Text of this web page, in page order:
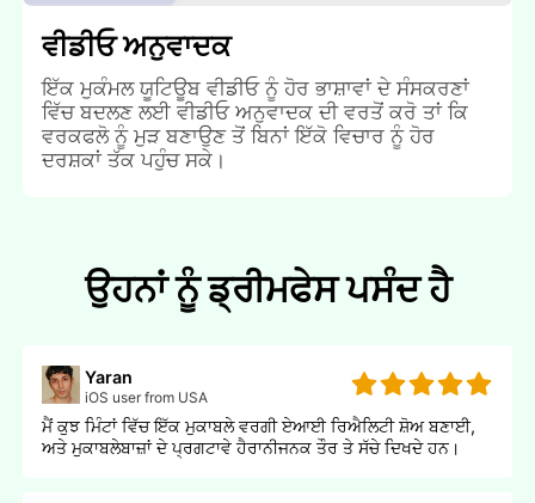
ਵੀਡੀਓ ਅਨੁਵਾਦਕ
ਇੱਕ ਮੁਕੰਮਲ ਯੂਟਿਊਬ ਵੀਡੀਓ ਨੂੰ ਹੋਰ ਭਾਸ਼ਾਵਾਂ ਦੇ ਸੰਸਕਰਣਾਂ
ਵਿੱਚ ਬਦਲਣ ਲਈ ਵੀਡੀਓ ਅਨੁਵਾਦਕ ਦੀ ਵਰਤੋਂ ਕਰੋ ਤਾਂ ਕਿ
ਵਰਕਫਲੋ ਨੂੰ ਮੁੜ ਬਣਾਉਣ ਤੋਂ ਬਿਨਾਂ ਇੱਕੋ ਵਿਚਾਰ ਨੂੰ ਹੋਰ
ਦਰਸ਼ਕਾਂ ਤੱਕ ਪਹੁੰਚ ਸਕੇ।
ਉਹਨਾਂ ਨੂੰ ਡ੍ਰੀਮਫੇਸ ਪਸੰਦ ਹੈ
Yaran
iOS user from USA
ਮੈਂ ਕੁਝ ਮਿੰਟਾਂ ਵਿੱਚ ਇੱਕ ਮੁਕਾਬਲੇ ਵਰਗੀ ਏਆਈ ਰਿਐਲਿਟੀ ਸ਼ੋਅ ਬਣਾਈ,
ਅਤੇ ਮੁਕਾਬਲੇਬਾਜ਼ਾਂ ਦੇ ਪ੍ਰਗਟਾਵੇ ਹੈਰਾਨੀਜਨਕ ਤੌਰ ਤੇ ਸੱਚੇ ਦਿਖਦੇ ਹਨ।